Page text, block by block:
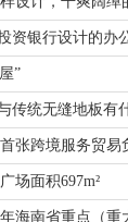
资银行设计的办
”
传统无缝地板有
场面积697m²